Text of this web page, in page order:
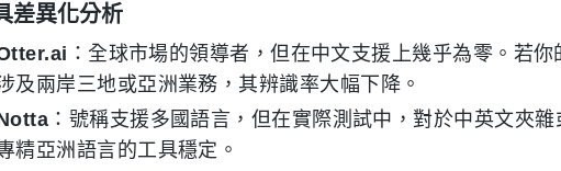
差異化分析
：全球市場的領導者，但在中文支援上幾乎為零。若
及兩岸三地或亞洲業務，其辨識率大幅下降。
：號稱支援多國語言，但在實際測試中，對於中英文夾
精亞洲語言的工具穩定。